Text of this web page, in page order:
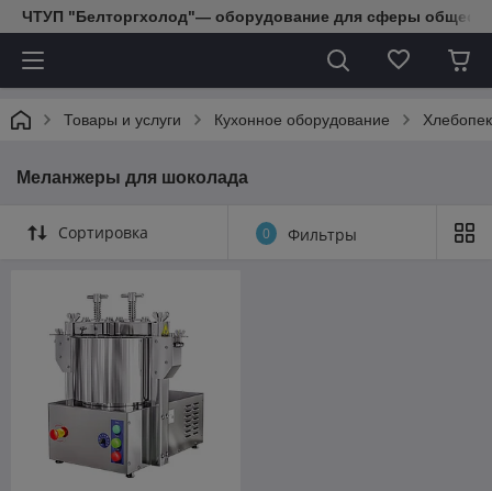
ЧТУП "Белторгхолод"— оборудование для сферы
Товары и услуги Кухонное оборудование
Меланжеры для шоколада
Сортировка 0 Фильтры